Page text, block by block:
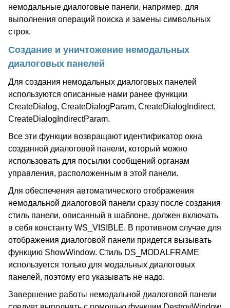
немодальные диалоговые панели, например, для
выполнения операций поиска и замены символьных
строк.
Создание и уничтожение немодальных
диалоговых панелей
Для создания немодальных диалоговых панелей
используются описанные нами ранее функции
CreateDialog, CreateDialogParam, CreateDialogIndirect,
CreateDialogIndirectParam.
Все эти функции возвращают идентификатор окна
созданной диалоговой панели, который можно
использовать для посылки сообщений органам
управления, расположенным в этой панели.
Для обеспечения автоматического отображения
немодальной диалоговой панели сразу после создания
стиль панели, описанный в шаблоне, должен включать
в себя константу WS_VISIBLE. В противном случае для
отображения диалоговой панели придется вызывать
функцию ShowWindow. Стиль DS_MODALFRAME
используется только для модальных диалоговых
панелей, поэтому его указывать не надо.
Завершение работы немодальной диалоговой панели